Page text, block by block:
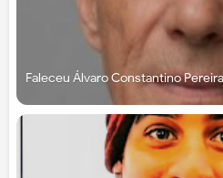
Faleceu Álvaro Constantino